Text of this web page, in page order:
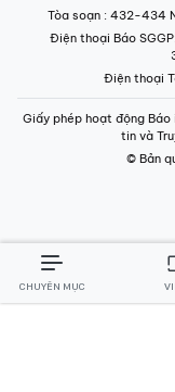
Tòa soạn : 432-434
Điện thoại Báo SGGP
Điện thoại
Giấy phép hoạt động
tin và
© Bản
CHUYÊN MỤC